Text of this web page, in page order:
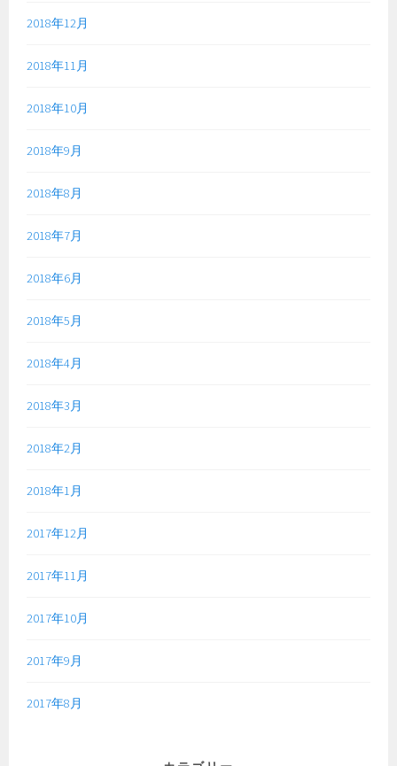
2018年12月
2018年11月
2018年10月
2018年9月
2018年8月
2018年7月
2018年6月
2018年5月
2018年4月
2018年3月
2018年2月
2018年1月
2017年12月
2017年11月
2017年10月
2017年9月
2017年8月